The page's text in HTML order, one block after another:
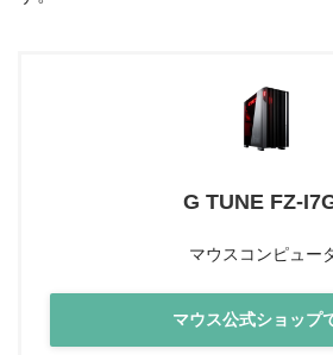
G TUNE FZ-
マウスコンピュー
マウス公式ショップ